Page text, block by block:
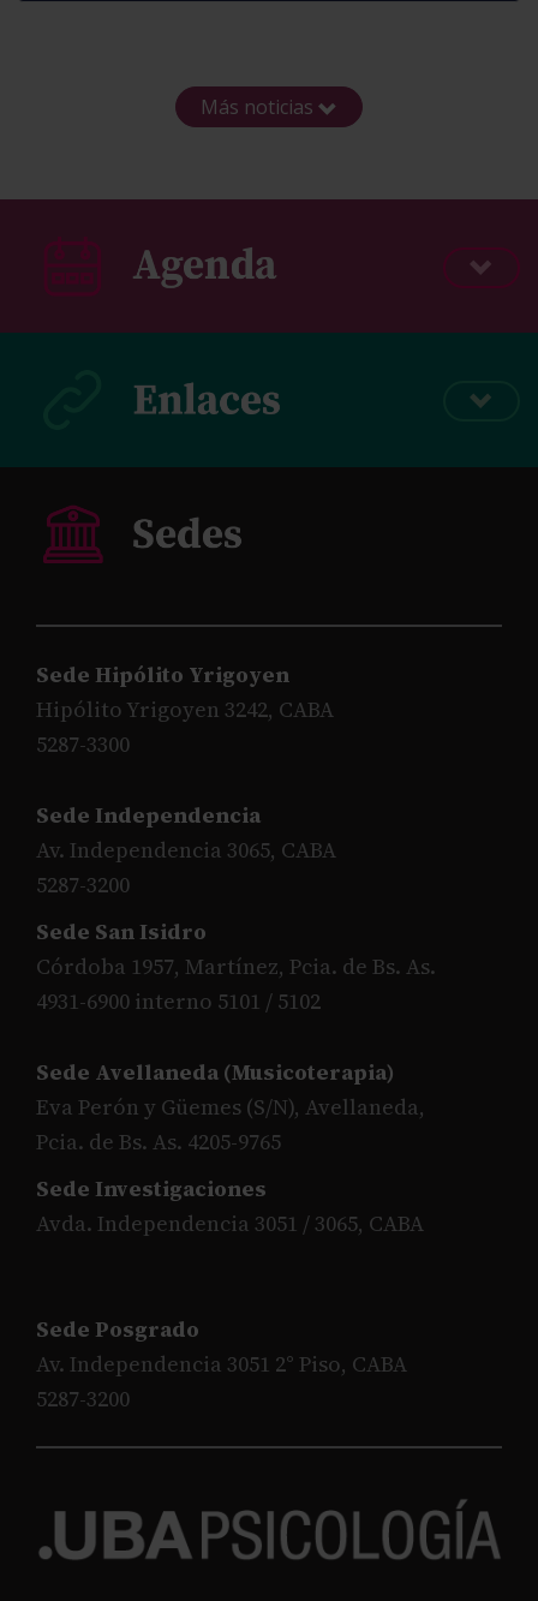
Más noticias
Sede Hipólito Yrigoyen
Hipólito Yrigoyen 3242, CABA
5287-3300
Sede Independencia
Av. Independencia 3065, CABA
5287-3200
Sede San Isidro
Córdoba 1957, Martínez, Pcia. de Bs. As.
4931-6900 interno 5101 / 5102
Sede Avellaneda (Musicoterapia)
Eva Perón y Güemes (S/N), Avellaneda,
Pcia. de Bs. As. 4205-9765
Sede Investigaciones
Avda. Independencia 3051 / 3065, CABA
Sede Posgrado
Av. Independencia 3051 2° Piso, CABA
5287-3200